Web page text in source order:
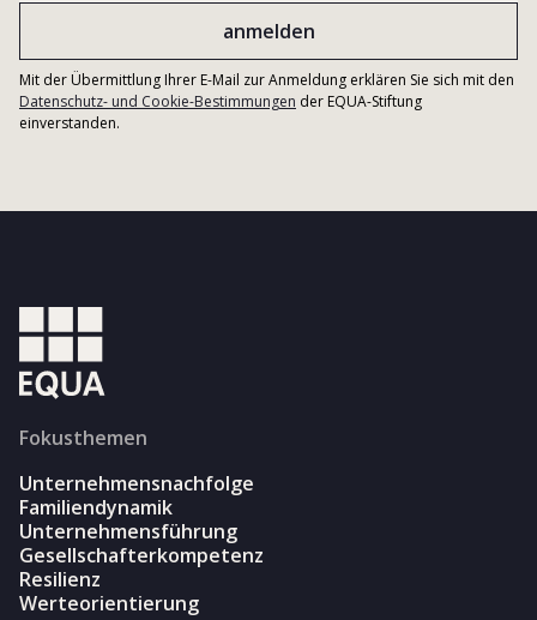
Mit der Übermittlung Ihrer E-Mail zur Anmeldung erklären Sie sich mit den
Datenschutz- und Cookie-Bestimmungen der EQUA-Stiftung
einverstanden.
Fokusthemen
Unternehmensnachfolge
Familiendynamik
Unternehmensführung
Gesellschafterkompetenz
Resilienz
Werteorientierung